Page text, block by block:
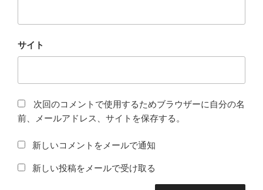
サイト
次回のコメントで使用するためブラウザーに自分の名
前、メールアドレス、サイトを保存する。
新しいコメントをメールで通知
新しい投稿をメールで受け取る